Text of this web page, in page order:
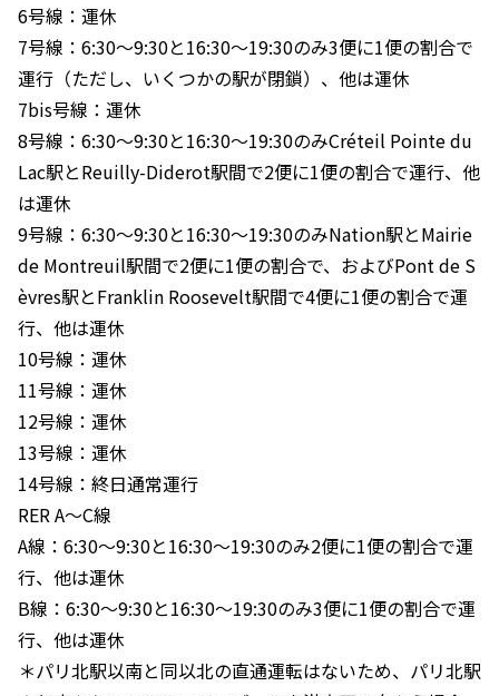
6号線：運休
7号線：6:30〜9:30と16:30〜19:30のみ3便に1便の割合で
運行（ただし、いくつかの駅が閉鎖）、他は運休
7bis号線：運休
8号線：6:30〜9:30と16:30〜19:30のみCréteil Pointe du
Lac駅とReuilly-Diderot駅間で2便に1便の割合で運行、他
は運休
9号線：6:30〜9:30と16:30〜19:30のみNation駅とMairie
de Montreuil駅間で2便に1便の割合で、およびPont de S
èvres駅とFranklin Roosevelt駅間で4便に1便の割合で運
行、他は運休
10号線：運休
11号線：運休
12号線：運休
13号線：運休
14号線：終日通常運行
RER A〜C線
A線：6:30〜9:30と16:30〜19:30のみ2便に1便の割合で運
行、他は運休
B線：6:30〜9:30と16:30〜19:30のみ3便に1便の割合で運
行、他は運休
＊パリ北駅以南と同以北の直通運転はないため、パリ北駅